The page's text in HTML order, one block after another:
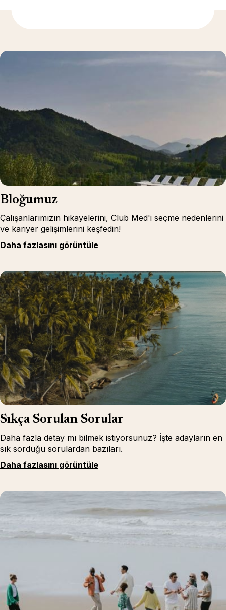
Bloğumuz
Çalışanlarımızın hikayelerini, Club Med'i seçme nedenlerini
ve kariyer gelişimlerini keşfedin!
Daha fazlasını görüntüle
Sıkça Sorulan Sorular
Daha fazla detay mı bilmek istiyorsunuz? İşte adayların en
sık sorduğu sorulardan bazıları.
Daha fazlasını görüntüle